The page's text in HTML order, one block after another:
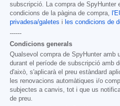
subscripció. La compra de SpyHunter
condicions de la pàgina de compra,
privadesa/galetes i les condicions de
------
Condicions generals
Qualsevol compra de SpyHunter amb
durant el període de subscripció amb
d'això, s'aplicarà el preu estàndard
les renovacions automàtiques i/o
subjectes a canvis, tot i que us
de preu.